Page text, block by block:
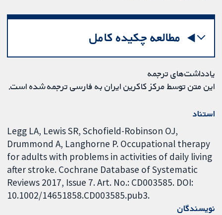
مطالعه چکیده کامل
یادداشت‌های ترجمه
این متن توسط مرکز کاکرین ایران به فارسی ترجمه شده است.
استناد
Legg LA, Lewis SR, Schofield-Robinson OJ,
Drummond A, Langhorne P. Occupational therapy
for adults with problems in activities of daily living
after stroke. Cochrane Database of Systematic
Reviews 2017, Issue 7. Art. No.: CD003585. DOI:
10.1002/14651858.CD003585.pub3.
نویسندگان